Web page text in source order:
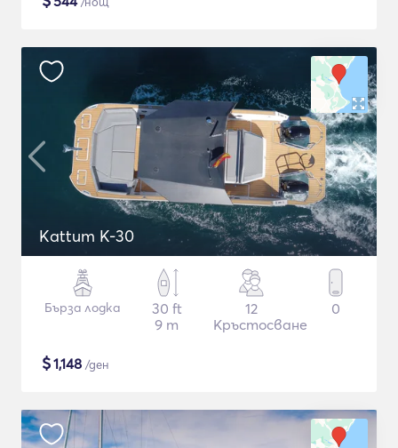
Kattum K-30
Бърза лодка
30 ft
9 m
12
Кръстосване
0
$1,148 /ден